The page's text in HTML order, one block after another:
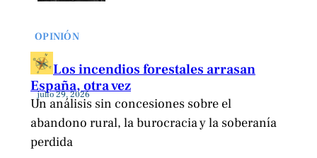
OPINIÓN
Los incendios forestales arrasan
España, otra vez
julio 29, 2026
Un análisis sin concesiones sobre el
abandono rural, la burocracia y la soberanía
perdida